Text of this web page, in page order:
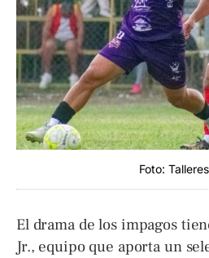
Foto:
El drama de los impagos
Jr., equipo que aporta un